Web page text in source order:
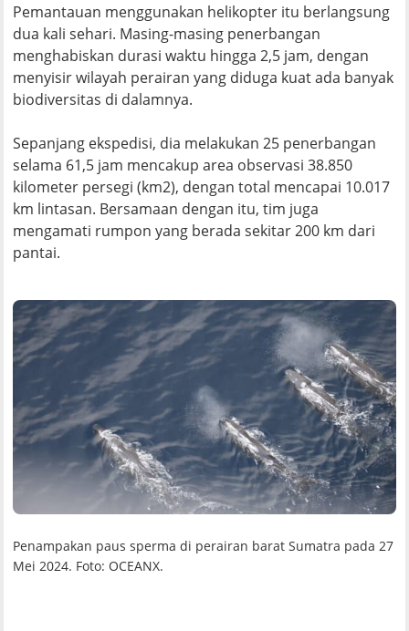
Pemantauan menggunakan helikopter itu berlangsung
dua kali sehari. Masing-masing penerbangan
menghabiskan durasi waktu hingga 2,5 jam, dengan
menyisir wilayah perairan yang diduga kuat ada banyak
biodiversitas di dalamnya.
Sepanjang ekspedisi, dia melakukan 25 penerbangan
selama 61,5 jam mencakup area observasi 38.850
kilometer persegi (km2), dengan total mencapai 10.017
km lintasan. Bersamaan dengan itu, tim juga
mengamati rumpon yang berada sekitar 200 km dari
pantai.
Penampakan paus sperma di perairan barat Sumatra pada 27
Mei 2024. Foto: OCEANX.